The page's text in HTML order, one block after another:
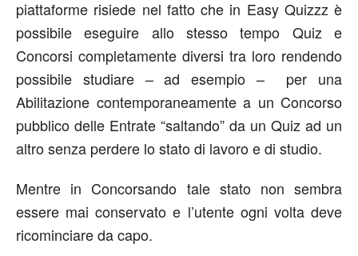
piattaforme risiede nel fatto che in Easy Quizzz è
possibile eseguire allo stesso tempo Quiz e
Concorsi completamente diversi tra loro rendendo
possibile studiare – ad esempio – per una
Abilitazione contemporaneamente a un Concorso
pubblico delle Entrate “saltando” da un Quiz ad un
altro senza perdere lo stato di lavoro e di studio.
Mentre in Concorsando tale stato non sembra
essere mai conservato e l’utente ogni volta deve
ricominciare da capo.